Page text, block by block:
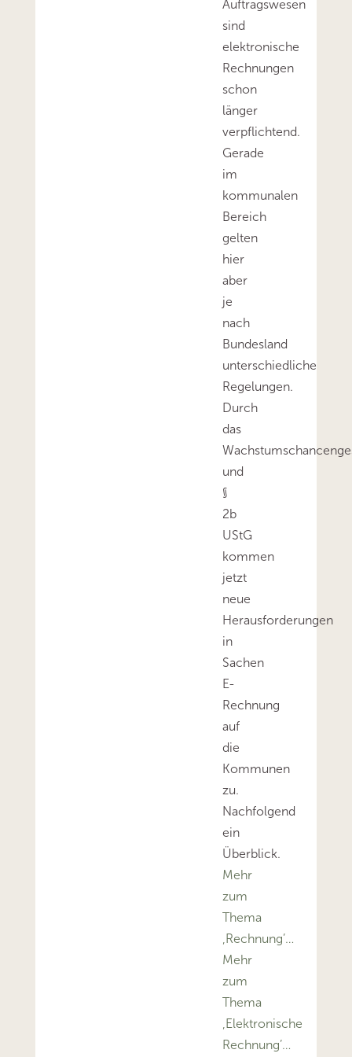
Auftragswesen
sind
elektronische
Rechnungen
schon
länger
verpflichtend.
Gerade
im
kommunalen
Bereich
gelten
hier
aber
je
nach
Bundesland
unterschiedliche
Regelungen.
Durch
das
und
§
2b
UStG
kommen
jetzt
neue
Herausforderungen
in
Sachen
E-
Rechnung
auf
die
Kommunen
zu.
Nachfolgend
ein
Überblick.
Mehr
zum
Thema
‚Rechnung’…
Mehr
zum
Thema
‚Elektronische
Rechnung’…